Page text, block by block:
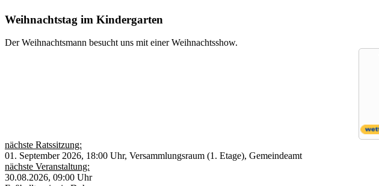
Weihnachtstag im Kindergarten
Der Weihnachtsmann besucht uns mit einer Weihnachtsshow.
nächste Ratssitzung:
01. September 2026, 18:00 Uhr, Versammlungsraum (1. Etage), Gemeindeamt
nächste Veranstaltung:
30.08.2026, 09:00 Uhr